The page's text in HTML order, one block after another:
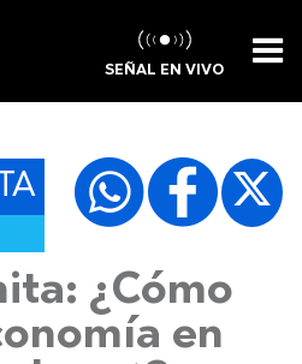
SEÑAL EN VIVO
¿Cómo
en